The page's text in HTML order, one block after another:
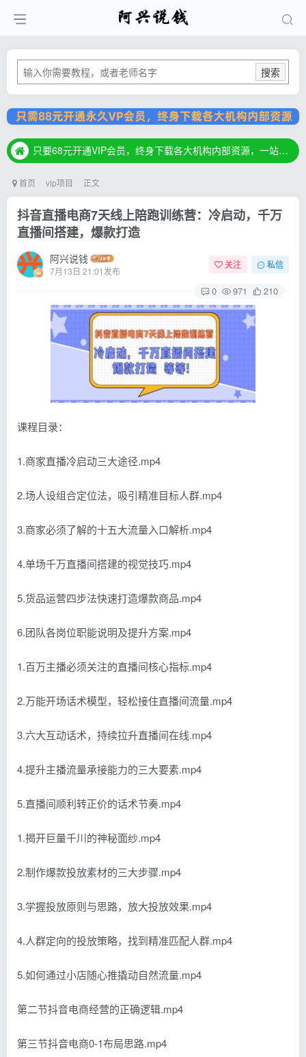
搜索
只要68元开通VIP会员，终身下载各大机构内部资源，一站式草根创业基地，最新最强网赚教程大全，小投入，大回报！
只要68元开通VIP会员，终身下载各大机构内部资源，一站式草根创业基地，最新最强网赚教程大全，小投入，大回报！
首页 vip项目 正文
抖音直播电商7天线上陪跑训练营：冷启动，千万
直播间搭建，爆款打造
阿兴说钱
7月13日 21:01发布
关注 私信
0 971 210
课程目录：
1.商家直播冷启动三大途径.mp4
2.场人设组合定位法，吸引精准目标人群.mp4
3.商家必须了解的十五大流量入口解析.mp4
4.单场千万直播间搭建的视觉技巧.mp4
5.货品运营四步法快速打造爆款商品.mp4
6.团队各岗位职能说明及提升方案.mp4
1.百万主播必须关注的直播间核心指标.mp4
2.万能开场话术模型，轻松接住直播间流量.mp4
3.六大互动话术，持续拉升直播间在线.mp4
4.提升主播流量承接能力的三大要素.mp4
5.直播间顺利转正价的话术节奏.mp4
1.揭开巨量千川的神秘面纱.mp4
2.制作爆款投放素材的三大步骤.mp4
3.学握投放原则与思路，放大投放效果.mp4
4.人群定向的投放策略，找到精准匹配人群.mp4
5.如何通过小店随心推撬动自然流量.mp4
第二节抖音电商经营的正确逻辑.mp4
第三节抖音电商0-1布局思路.mp4